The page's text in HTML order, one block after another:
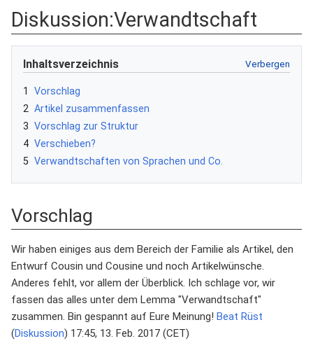
Diskussion:Verwandtschaft
Inhaltsverzeichnis
1
Vorschlag
2 Artikel zusammenfassen
3 Vorschlag zur Struktur
4 Verschieben?
5 Verwandtschaften von Sprachen und Co.
Vorschlag
Wir haben einiges aus dem Bereich der Familie als Artikel, den
Entwurf Cousin und Cousine und noch Artikelwünsche.
Anderes fehlt, vor allem der Überblick. Ich schlage vor, wir
fassen das alles unter dem Lemma "Verwandtschaft"
zusammen. Bin gespannt auf Eure Meinung! Beat Rüst
(Diskussion) 17:45, 13. Feb. 2017 (CET)